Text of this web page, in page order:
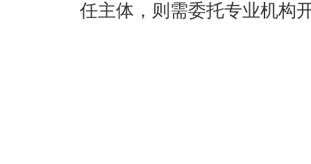
任主体，则需委托专业机构